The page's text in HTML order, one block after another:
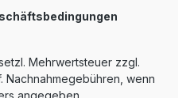
Mehrwertsteuer zzgl.
Nachnahmegebühren, wenn